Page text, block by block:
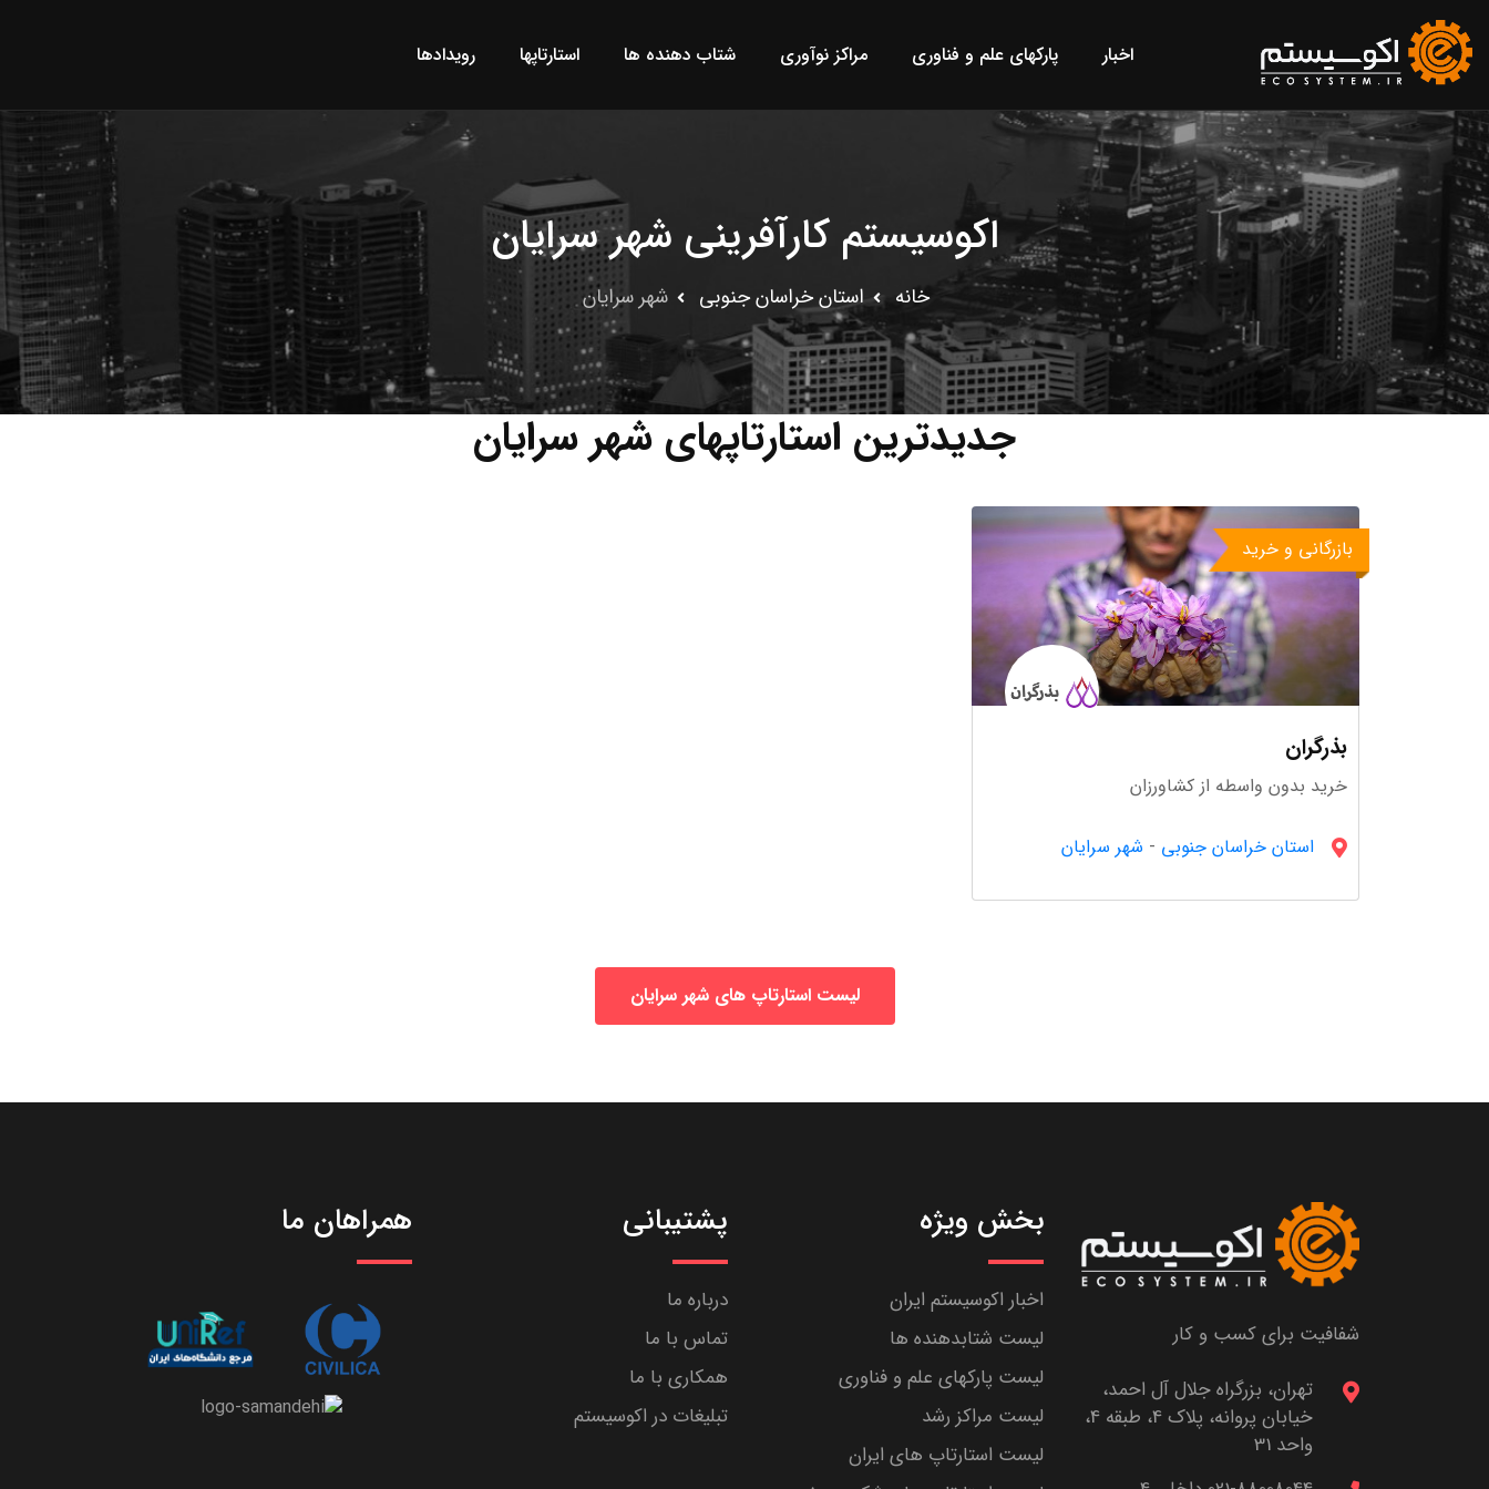
اخبار پارکهای علم و فناوری مراکز نوآوری شتاب دهنده ها استارتاپها رویدادها
اکوسیستم کارآفرینی شهر سرایان
خانه استان خراسان جنوبى شهر سرایان
جدیدترین استارتاپهای شهر سرایان
بازرگانی و خرید
بذرگران
خرید بدون واسطه از کشاورزان
استان خراسان جنوبى - شهر سرایان
لیست استارتاپ های شهر سرایان
شفافیت برای کسب و کار
تهران، بزرگراه جلال آل احمد،
خیابان پروانه، پلاک 4، طبقه 4،
واحد 31
بخش ویژه
اخبار اکوسیستم ایران
لیست شتابدهنده ها
لیست پارکهای علم و فناوری
لیست مراکز رشد
لیست استارتاپ های ایران
پشتیبانی
درباره ما
تماس با ما
همکاری با ما
تبلیغات در اکوسیستم
همراهان ما